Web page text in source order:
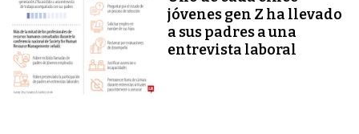
jóvenes gen Z ha llevado
a sus padres a una
entrevista laboral